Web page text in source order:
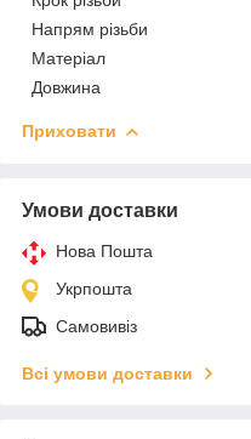
Напрям різьби
Матеріал
Довжина
Приховати
Умови доставки
Нова Пошта
Укрпошта
Самовивіз
Всі умови доставки